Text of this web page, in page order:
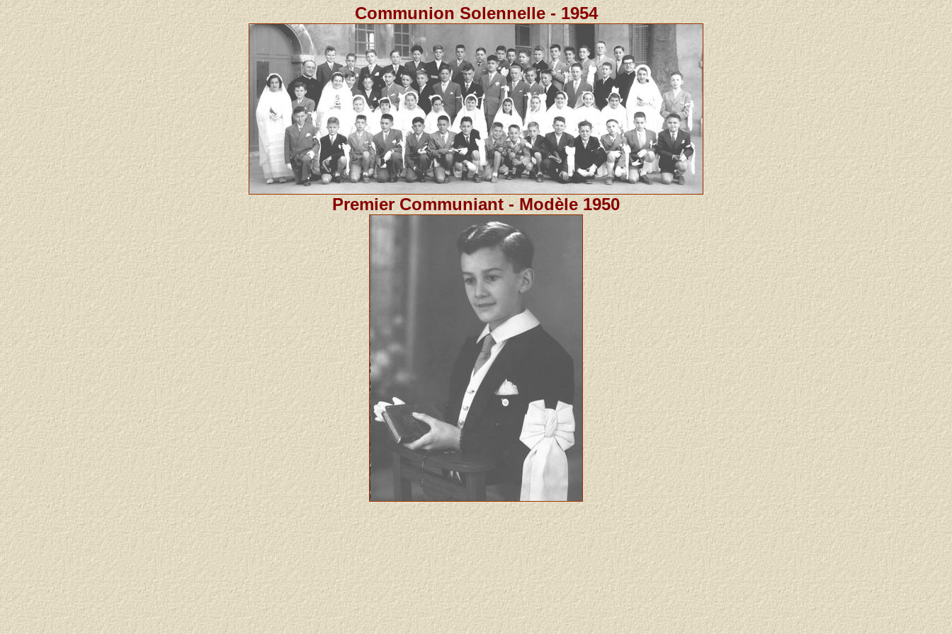
Communion Solennelle - 1954
Premier Communiant - Modèle 1950